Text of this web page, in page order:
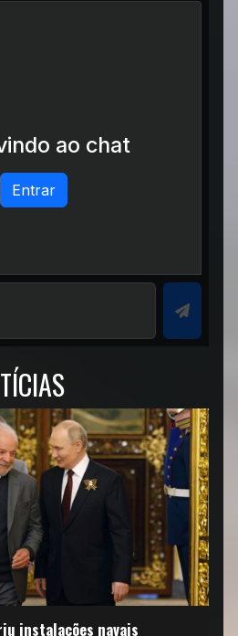
ao chat
Entrar
instalações navais